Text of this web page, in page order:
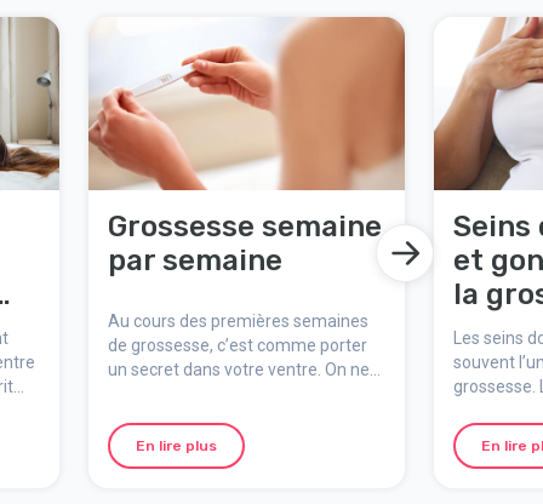
Grossesse semaine
par semaine
Au cours des premières semaines
de grossesse, c’est comme porter
un secret dans votre ventre. On ne
sont les signes précoces de la
grossesse ? Comment faire un test
En lire plus
Seins
et
la
Les seins
souvent
grossesse.
probable
une taille
En lire